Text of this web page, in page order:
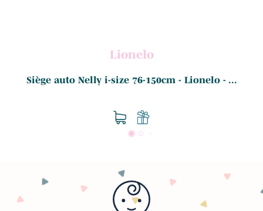
Lionelo
Siège auto Nelly i-size 76-150cm - Lionelo - ...